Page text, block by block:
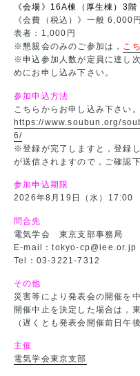
《会場》16A棟（厚生棟）3階
《会費（税込）》一般
表者：1,000円
※懇親会のみのご参加は， こ
※申込参加人数が定員に達し
めにお申し込み下さい。
参加申込方法
こちらからお申し込み下さい。
https://www.soubun.org/
6/
※登録が完了しますと，登録
が送信されますので，ご確認下
参加申込期限
2026年8月19日（水）17:00
問合先
電気学会 東京支部事務局
E-mail：tokyo-cp@iee.or.jp
Tel：03-3221-7312
その他
災害等により発表会の開催を
開催中止を決定した場合は，
（遅くとも発表会開催前日午
主催
電気学会東京支部